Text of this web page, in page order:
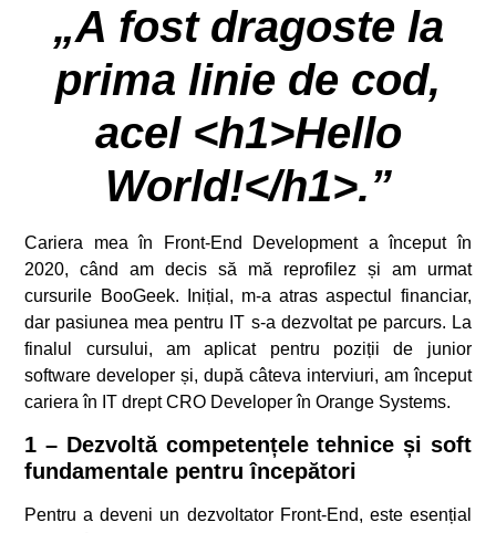
„A fost dragoste la
prima linie de cod,
acel <h1>Hello
World!</h1>.”
Cariera mea în Front-End Development a început în
2020, când am decis să mă reprofilez și am urmat
cursurile BooGeek. Inițial, m-a atras aspectul financiar,
dar pasiunea mea pentru IT s-a dezvoltat pe parcurs. La
finalul cursului, am aplicat pentru poziții de junior
software developer și, după câteva interviuri, am început
cariera în IT drept CRO Developer în Orange Systems.
1 – Dezvoltă competențele tehnice și soft
fundamentale pentru începători
Pentru a deveni un dezvoltator Front-End, este esențial